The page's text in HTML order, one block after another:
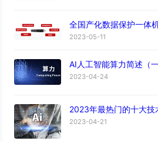
全国产化数据保护一体
2023-05-11
AI人工智能算力简述（一
2023-04-24
2023年最热门的十大技
2023-04-21